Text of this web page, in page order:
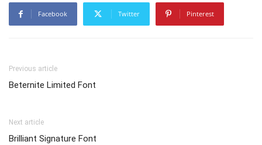
Facebook Twitter Pinterest
Previous article
Beternite Limited Font
Next article
Brilliant Signature Font